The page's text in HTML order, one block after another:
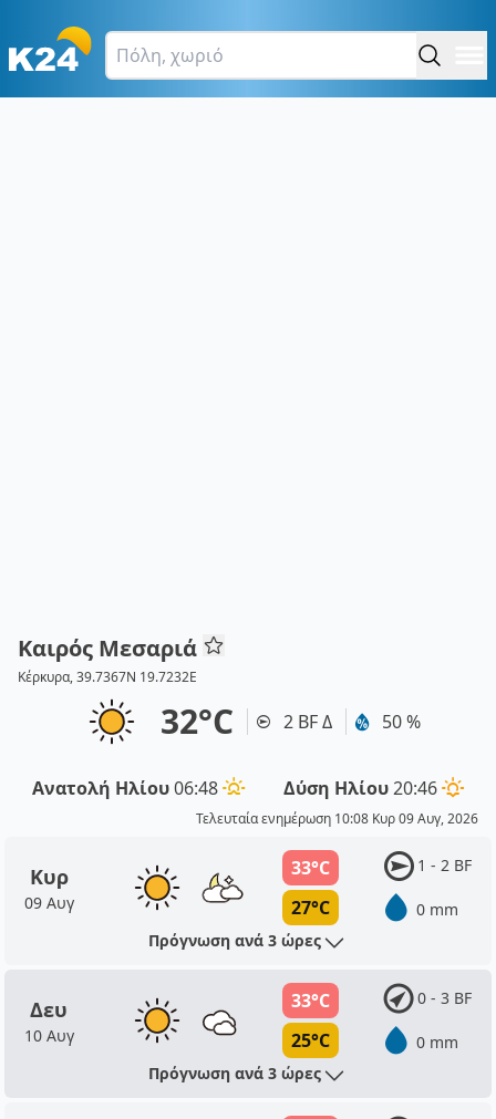
Καιρός Μεσαριά
Κέρκυρα, 39.7367N 19.7232E
32°C 2 BF Δ 50 %
Ανατολή Ηλίου06:48 Δύση Ηλίου20:46
Τελευταία ενημέρωση 10:08 Κυρ 09 Αυγ, 2026
Κυρ
09 Αυγ
33°C
27°C
1 - 2 BF
0 mm
Πρόγνωση ανά 3 ώρες
Δευ
10 Αυγ
33°C
25°C
0 - 3 BF
0 mm
Πρόγνωση ανά 3 ώρες